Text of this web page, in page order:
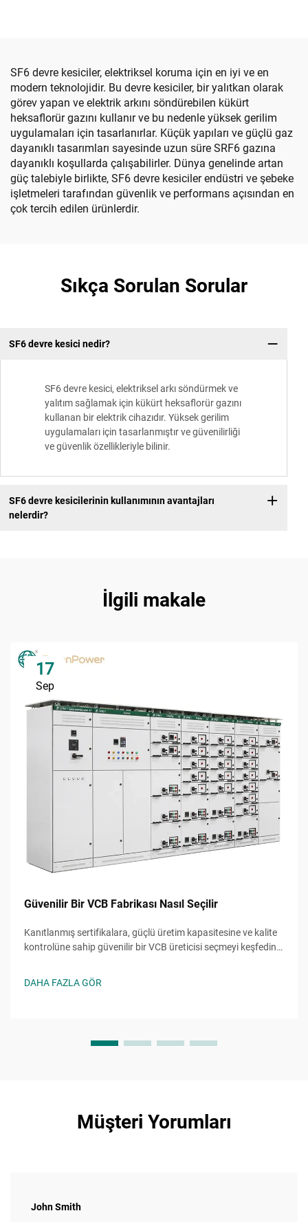
SF6 devre kesiciler, elektriksel koruma için en iyi ve en
modern teknolojidir. Bu devre kesiciler, bir yalıtkan olarak
görev yapan ve elektrik arkını söndürebilen kükürt
heksaflorür gazını kullanır ve bu nedenle yüksek gerilim
uygulamaları için tasarlanırlar. Küçük yapıları ve güçlü gaz
dayanıklı tasarımları sayesinde uzun süre SRF6 gazına
dayanıklı koşullarda çalışabilirler. Dünya genelinde artan
güç talebiyle birlikte, SF6 devre kesiciler endüstri ve şebeke
işletmeleri tarafından güvenlik ve performans açısından en
çok tercih edilen ürünlerdir.
Sıkça Sorulan Sorular
SF6 devre kesici nedir?
SF6 devre kesici, elektriksel arkı söndürmek ve
yalıtım sağlamak için kükürt heksaflorür gazını
kullanan bir elektrik cihazıdır. Yüksek gerilim
uygulamaları için tasarlanmıştır ve güvenilirliği
ve güvenlik özellikleriyle bilinir.
SF6 devre kesicilerinin kullanımının avantajları
nelerdir?
İlgili makale
17
Sep
Güvenilir Bir VCB Fabrikası Nasıl Seçilir
Kanıtlanmış sertifikalara, güçlü üretim kapasitesine ve kalite
kontrolüne sahip güvenilir bir VCB üreticisi seçmeyi keşfedin.
DAHA FAZLA GÖR
Müşteri Yorumları
John Smith